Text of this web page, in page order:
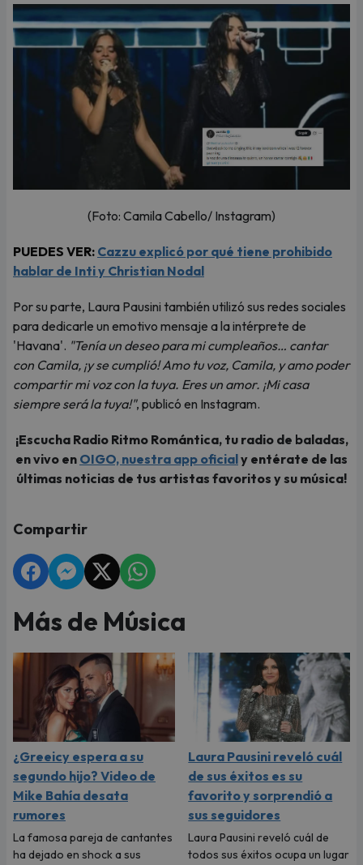
(Foto: Camila Cabello/ Instagram)
PUEDES VER: Cazzu explicó por qué tiene prohibido
hablar de Inti y Christian Nodal
Por su parte, Laura Pausini también utilizó sus redes sociales
para dedicarle un emotivo mensaje a la intérprete de
'Havana'. "Tenía un deseo para mi cumpleaños… cantar
con Camila, ¡y se cumplió! Amo tu voz, Camila, y amo poder
compartir mi voz con la tuya. Eres un amor. ¡Mi casa
siempre será la tuya!", publicó en Instagram.
¡Escucha Radio Ritmo Romántica, tu radio de baladas,
en vivo en OIGO, nuestra app oficialy entérate de las
últimas noticias de tus artistas favoritos y su música!
Compartir
Más de Música
¿Greeicy espera a su
segundo hijo? Video de
Mike Bahía desata
rumores
La famosa pareja de cantantes
ha dejado en shock a sus
Laura Pausini reveló cuál
de sus éxitos es su
favorito y sorprendió a
sus seguidores
Laura Pausini reveló cuál de
todos sus éxitos ocupa un lugar